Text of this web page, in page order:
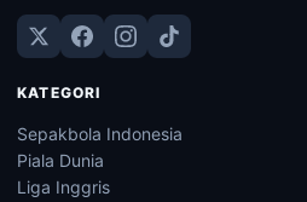
KATEGORI
Sepakbola Indonesia
Piala Dunia
Liga Inggris